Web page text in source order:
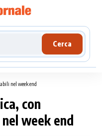
Cerca
nel week end
con
week end